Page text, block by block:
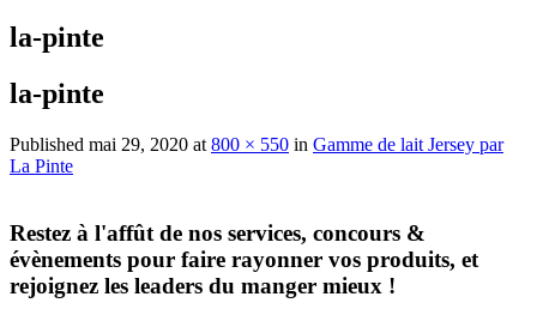
la-pinte
la-pinte
Published mai 29, 2020 at 800 × 550 in Gamme de lait Jersey par
La Pinte
Restez à l'affût de nos services, concours &
évènements pour faire rayonner vos produits, et
rejoignez les leaders du manger mieux !